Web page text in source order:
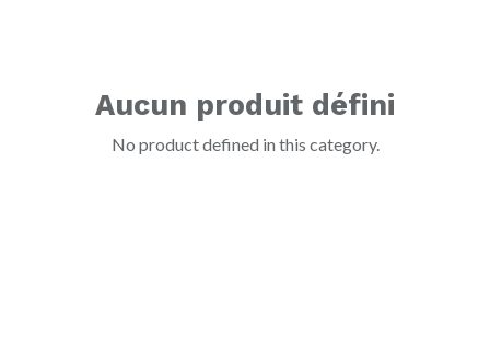
Aucun produit défini
No product defined in this category.